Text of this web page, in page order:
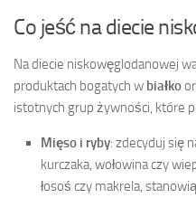
Co jeść na diecie
Na diecie niskowęglodanowej
produktach bogatych w białko
istotnych grup żywności, które
Mięso i ryby: zdecyduj się
kurczaka, wołowina czy
łosoś czy makrela,